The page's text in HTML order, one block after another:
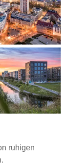
ruhigen